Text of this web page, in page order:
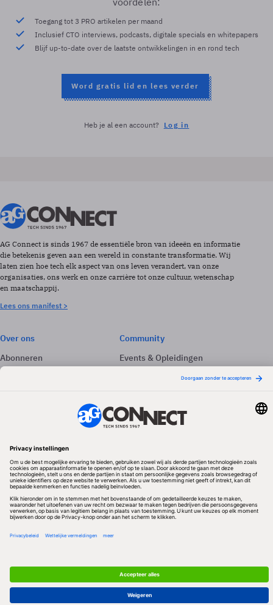
Toegang tot 3 PRO artikelen per maand
Inclusief CTO interviews, podcasts, digitale specials en whitepapers
Blijf up-to-date over de laatste ontwikkelingen in en rond tech
Word gratis lid en lees verder
Heb je al een account? Log in
AG Connect is sinds 1967 de essentiële bron van ideeën en informatie
die betekenis geven aan een wereld in constante transformatie. Wij
laten zien hoe tech elk aspect van ons leven verandert, van onze
organisaties, ons werk en onze carrière tot onze cultuur, wetenschap
en maatschappij.
Lees ons manifest >
Over ons
Abonneren
Adverteren
Community
Events & Opleidingen
Volg ons
Redactionele partner
Algemene Voorwaarden & Copyrights